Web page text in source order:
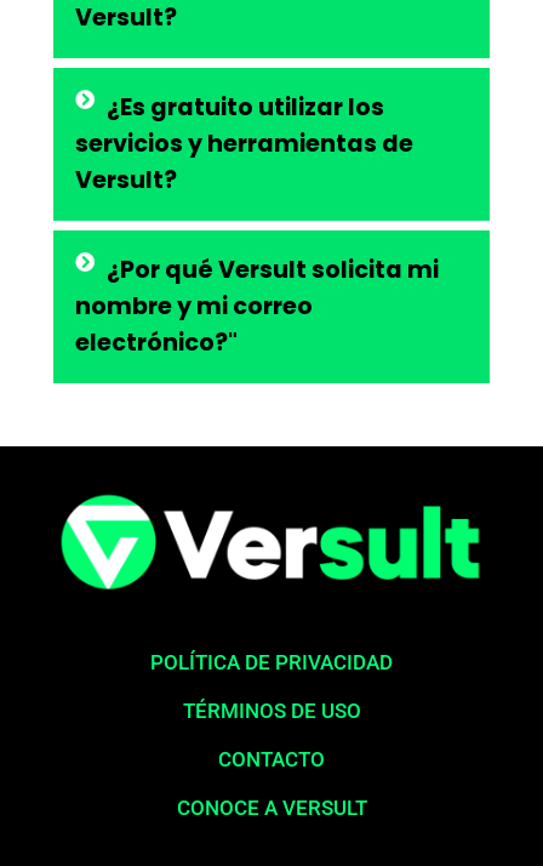
Versult?
¿Es gratuito utilizar los
servicios y herramientas de
Versult?
¿Por qué Versult solicita mi
nombre y mi correo
electrónico?"
POLÍTICA DE PRIVACIDAD
TÉRMINOS DE USO
CONTACTO
CONOCE A VERSULT